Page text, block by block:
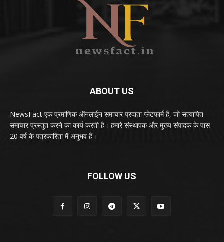
ABOUT US
NewsFact एक प्रमाणिक ऑनलाईन समाचार प्रदाता प्लेटफार्म है, जो सत्यापित
समाचार प्रस्तुत करने का कार्य करती है। हमारे संस्थापक और मुख्य संपादक के पास
20 वर्ष के पत्रकारिता में अनुभव हैं।
FOLLOW US